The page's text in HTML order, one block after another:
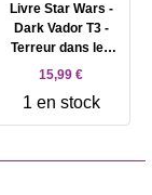
Livre Star Wars -
Dark Vador T3 -
Terreur dans les
ténèbres
15,99 €
1 en stock